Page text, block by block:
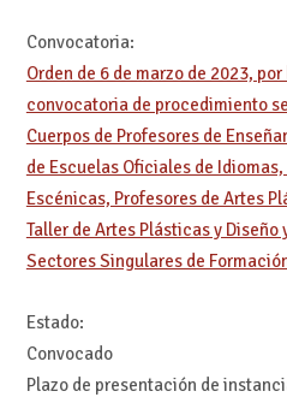
Convocatoria:
Orden de 6 de marzo de 2023,
convocatoria de procedimiento
Cuerpos de Profesores de
de Escuelas Oficiales de
Escénicas, Profesores de Artes
Taller de Artes Plásticas y
Sectores Singulares de
Estado:
Convocado
Plazo de presentación de